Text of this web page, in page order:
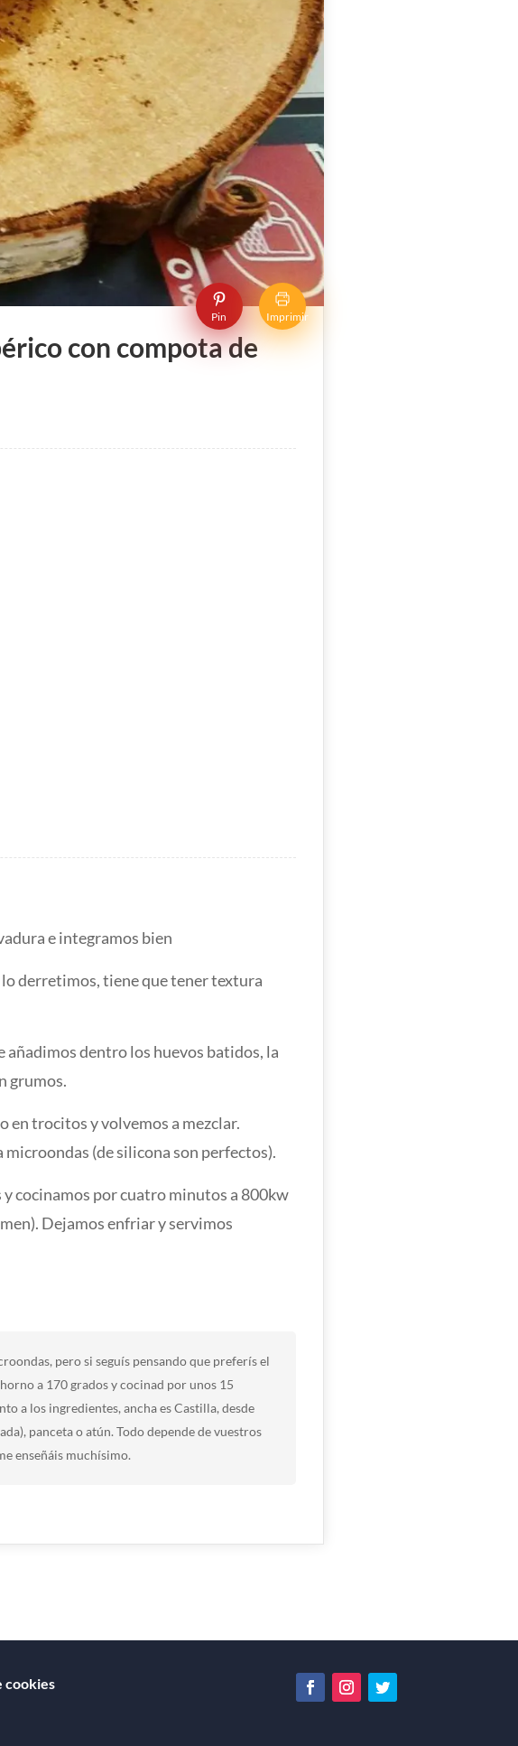
Pin Imprimir
con compota de
e integramos bien
derretimos, tiene que tener textura
añadimos dentro los huevos batidos, la
grumos.
en trocitos y volvemos a mezclar.
(de silicona son perfectos).
y cocinamos por cuatro minutos a 800kw
Dejamos enfriar y servimos
pero si seguís pensando que preferís el
a 170 grados y cocinad por unos 15
a los ingredientes, ancha es Castilla, desde
panceta o atún. Todo depende de vuestros
enseñáis muchísimo.
cookies